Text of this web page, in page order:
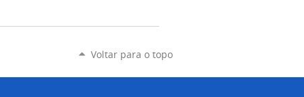
Voltar para o topo